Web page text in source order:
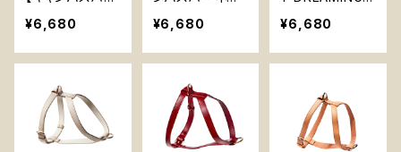
ネス】レインボー
ベストハーネス
Country Tails
¥6,680
青 ベストハーネ
ス Country Tai
ls
¥6,680
【キャンバスハー
ネス】黒 ベスト
ハーネス Count
¥6,680